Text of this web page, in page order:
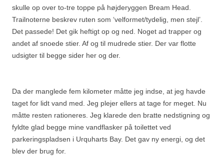
skulle op over to-tre toppe på højderyggen Bream Head.
Trailnoterne beskrev ruten som ‘velformet/tydelig, men stejl’.
Det passede! Det gik heftigt op og ned. Noget ad trapper og
andet af snoede stier. Af og til mudrede stier. Der var flotte
udsigter til begge sider her og der.
Da der manglede fem kilometer måtte jeg indse, at jeg havde
taget for lidt vand med. Jeg plejer ellers at tage for meget. Nu
måtte resten rationeres. Jeg klarede den bratte nedstigning og
fyldte glad begge mine vandflasker på toilettet ved
parkeringspladsen i Urquharts Bay. Det gav ny energi, og det
blev der brug for.